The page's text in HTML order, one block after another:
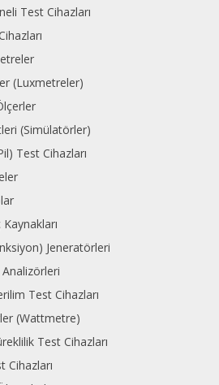
Test Cihazları
(Luxmetreler)
(Simülatörler)
Test Cihazları
Kaynakları
Jeneratörleri
Test Cihazları
(Wattmetre)
Test Cihazları
Cihazları